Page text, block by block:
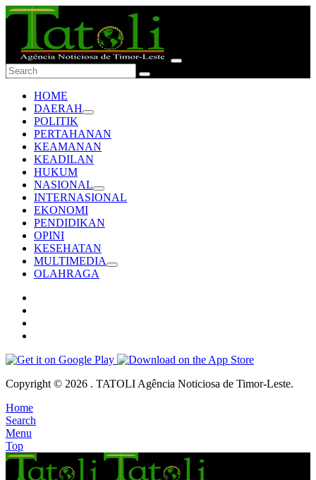
HOME
DAERAH
POLITIK
PERTAHANAN
KEAMANAN
KEADILAN
HUKUM
NASIONAL
INTERNASIONAL
EKONOMI
PENDIDIKAN
OPINI
KESEHATAN
MULTIMEDIA
OLAHRAGA
Copyright © 2026 . TATOLI Agência Noticiosa de Timor-Leste.
Home
Search
Menu
Top